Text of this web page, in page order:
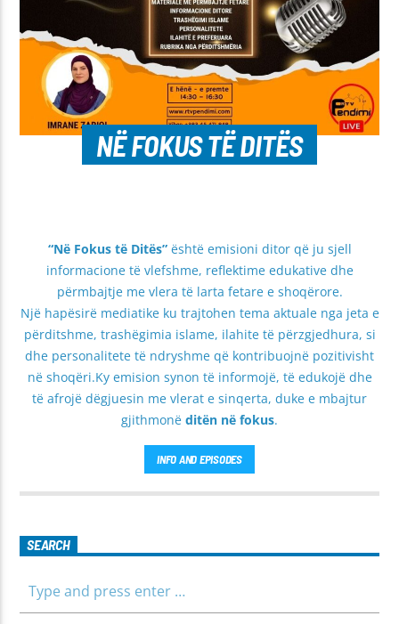
NË FOKUS TË DITËS
“Në Fokus të Ditës”është emisioni ditor që ju sjell
informacione të vlefshme, reflektime edukative dhe
përmbajtje me vlera të larta fetare e shoqërore.
Një hapësirë mediatike ku trajtohen tema aktuale nga jeta e
përditshme, trashëgimia islame, ilahite të përzgjedhura, si
dhe personalitete të ndryshme që kontribuojnë pozitivisht
në shoqëri.Ky emision synon të informojë, të edukojë dhe
të afrojë dëgjuesin me vlerat e sinqerta, duke e mbajtur
gjithmonë ditën në fokus.
INFO AND EPISODES
SEARCH